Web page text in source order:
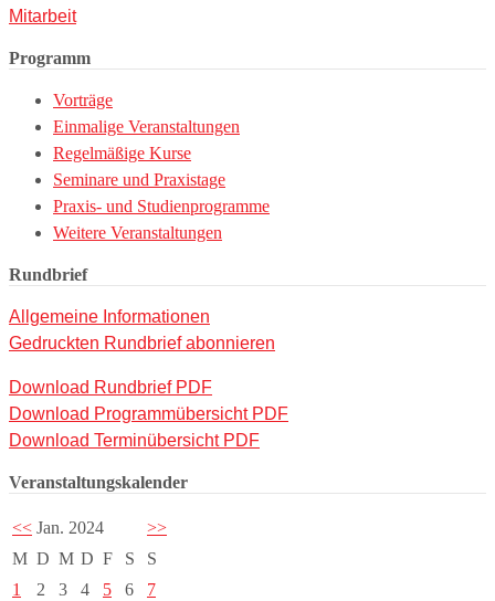
Mitarbeit
Programm
Vorträge
Einmalige Veranstaltungen
Regelmäßige Kurse
Seminare und Praxistage
Praxis- und Studienprogramme
Weitere Veranstaltungen
Rundbrief
Allgemeine Informationen
Gedruckten Rundbrief abonnieren
Download Rundbrief PDF
Download Programmübersicht PDF
Download Terminübersicht PDF
Veranstaltungskalender
<< Jan. 2024
>>
M D M D F S
S
1
2 3 4 5 6 7